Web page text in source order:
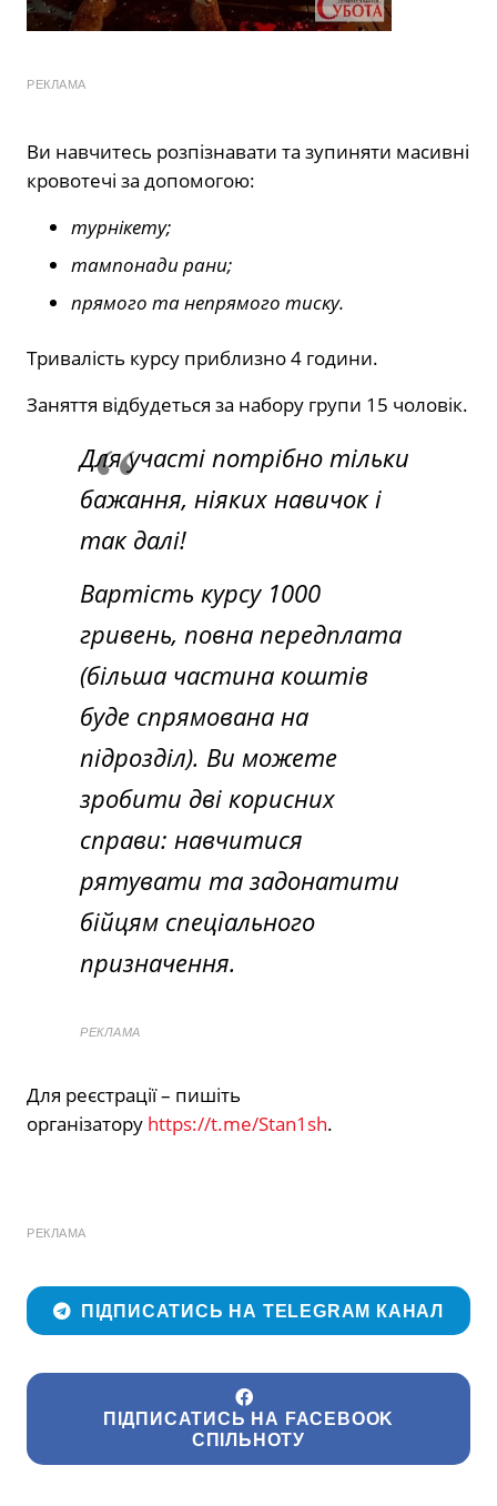
РЕКЛАМА
Ви навчитесь розпізнавати та зупиняти масивні
кровотечі за допомогою:
турнікету;
тампонади рани;
прямого та непрямого тиску.
Тривалість курсу приблизно 4 години.
Заняття відбудеться за набору групи 15 чоловік.
Для участі потрібно тільки
бажання, ніяких навичок і
так далі!
Вартість курсу 1000
гривень, повна передплата
(більша частина коштів
буде спрямована на
підрозділ). Ви можете
зробити дві корисних
справи: навчитися
рятувати та задонатити
бійцям спеціального
призначення.
РЕКЛАМА
Для реєстрації – пишіть
організатору https://t.me/Stan1sh.
РЕКЛАМА
ПІДПИСАТИСЬ НА TELEGRAM КАНАЛ
ПІДПИСАТИСЬ НА FACEBOOK
СПІЛЬНОТУ